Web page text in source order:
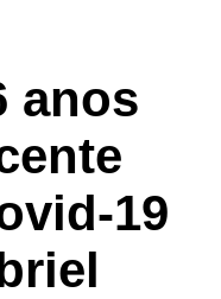
anos
19